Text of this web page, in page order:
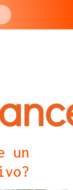
un